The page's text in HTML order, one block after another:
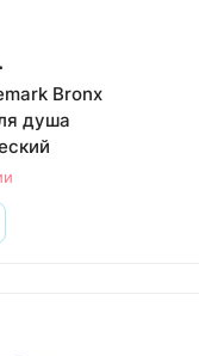
Bronx
душа